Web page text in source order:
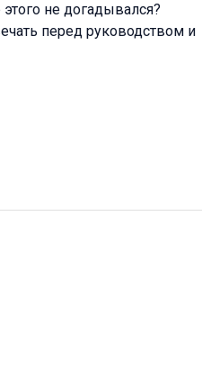
не догадывался?
перед руководством и